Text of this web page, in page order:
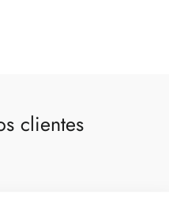
clientes